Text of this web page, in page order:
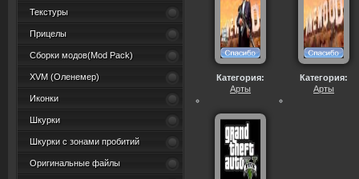
Текстуры
Прицелы
Сборки модов(Mod Pack)
XVM (Oленемер)
Иконки
Шкурки
Шкурки с зонами пробитий
Оригинальные файлы
Категория:
Арты
Категория:
Арты